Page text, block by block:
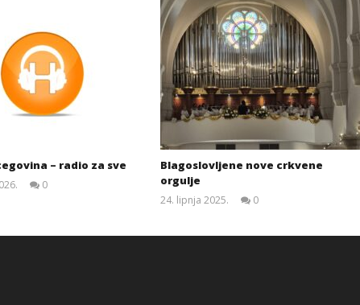
– radio za sve
0
Blagoslovljene nove crkvene
orgulje
24. lipnja 2025.
0